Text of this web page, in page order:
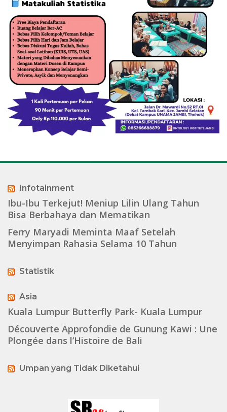
Infotainment
Ibu-Ibu Terkejut! Meniup Lilin Ulang Tahun
Bisa Berbahaya dan Mematikan
Ferry Maryadi Meminta Maaf Setelah
Menyimpan Rahasia Selama 10 Tahun
Statistik
Asia
Kuala Lumpur Butterfly Park- Kuala Lumpur
Découverte Approfondie de Gunung Kawi : Une
Plongée dans l’Histoire de Bali
Umpan yang Tidak Diketahui